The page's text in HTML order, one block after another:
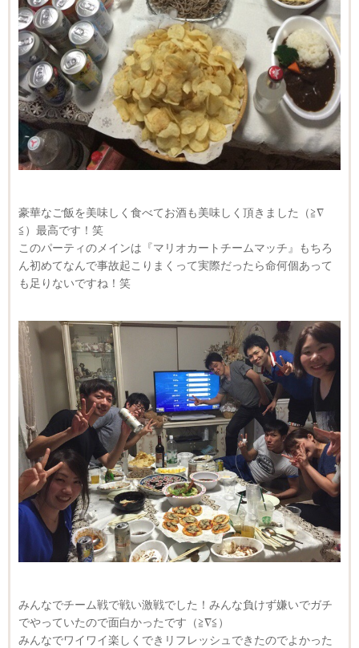
豪華なご飯を美味しく食べてお酒も美味しく頂きました（≧∇
≦）最高です！笑
このパーティのメインは『マリオカートチームマッチ』もちろ
ん初めてなんで事故起こりまくって実際だったら命何個あって
も足りないですね！笑
みんなでチーム戦で戦い激戦でした！みんな負けず嫌いでガチ
でやっていたので面白かったです（≧∇≦）
みんなでワイワイ楽しくできリフレッシュできたのでよかった